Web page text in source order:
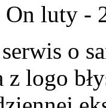
On luty -
o
z logo